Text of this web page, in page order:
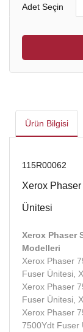
Adet Seçin
Ürün Bilgisi
115R00062
Xerox Phaser
Ünitesi
Xerox Phaser
Modelleri
Xerox Phaser
Fuser Ünitesi,
Xerox Phaser
Fuser Ünitesi,
Xerox Phaser
7500Ydt Fuser